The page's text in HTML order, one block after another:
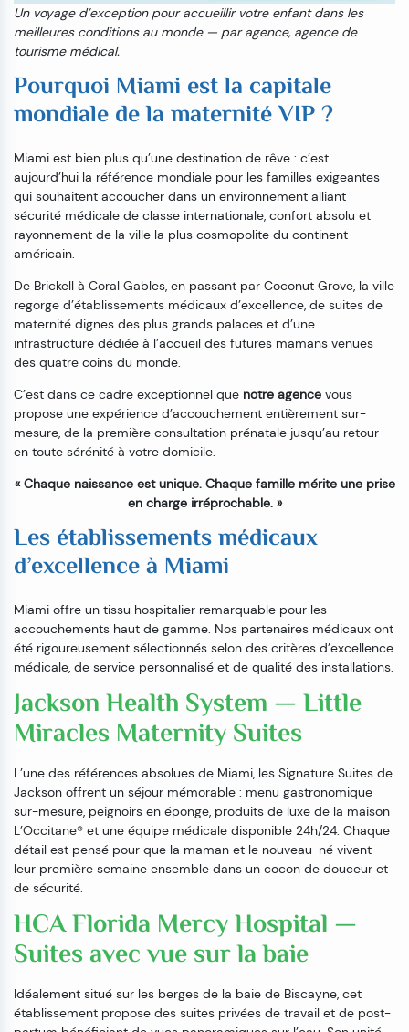
Un voyage d’exception pour accueillir votre enfant dans les
meilleures conditions au monde — par agence, agence de
tourisme médical.
Pourquoi Miami est la capitale
mondiale de la maternité VIP ?
Miami est bien plus qu’une destination de rêve : c’est
aujourd’hui la référence mondiale pour les familles exigeantes
qui souhaitent accoucher dans un environnement alliant
sécurité médicale de classe internationale, confort absolu et
rayonnement de la ville la plus cosmopolite du continent
américain.
De Brickell à Coral Gables, en passant par Coconut Grove, la ville
regorge d’établissements médicaux d’excellence, de suites de
maternité dignes des plus grands palaces et d’une
infrastructure dédiée à l’accueil des futures mamans venues
des quatre coins du monde.
C’est dans ce cadre exceptionnel que notre agence vous
propose une expérience d’accouchement entièrement sur-
mesure, de la première consultation prénatale jusqu’au retour
en toute sérénité à votre domicile.
« Chaque naissance est unique. Chaque famille mérite une prise
en charge irréprochable. »
Les établissements médicaux
d’excellence à Miami
Miami offre un tissu hospitalier remarquable pour les
accouchements haut de gamme. Nos partenaires médicaux ont
été rigoureusement sélectionnés selon des critères d’excellence
médicale, de service personnalisé et de qualité des installations.
Jackson Health System — Little
Miracles Maternity Suites
L’une des références absolues de Miami, les Signature Suites de
Jackson offrent un séjour mémorable : menu gastronomique
sur-mesure, peignoirs en éponge, produits de luxe de la maison
L’Occitane® et une équipe médicale disponible 24h/24. Chaque
détail est pensé pour que la maman et le nouveau-né vivent
leur première semaine ensemble dans un cocon de douceur et
de sécurité.
HCA Florida Mercy Hospital —
Suites avec vue sur la baie
Idéalement situé sur les berges de la baie de Biscayne, cet
établissement propose des suites privées de travail et de post-